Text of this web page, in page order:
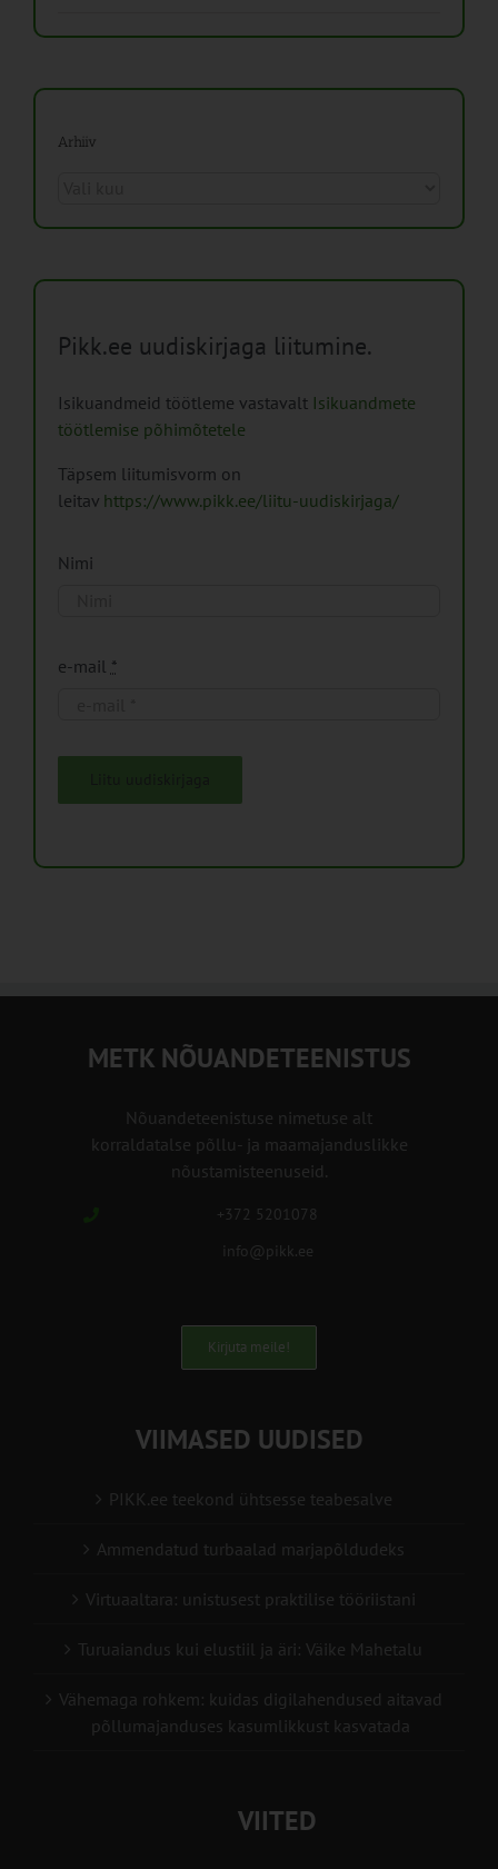
Arhiiv
Pikk.ee uudiskirjaga liitumine.
Isikuandmeid töötleme vastavalt Isikuandmete
töötlemise põhimõtetele
Täpsem liitumisvorm on
leitav https://www.pikk.ee/liitu-uudiskirjaga/
Nimi
e-mail *
METK NÕUANDETEENISTUS
Nõuandeteenistuse nimetuse alt
korraldatalse põllu- ja maamajanduslikke
nõustamisteenuseid.
+372 5201078
info@pikk.ee
Kirjuta meile!
VIIMASED UUDISED
PIKK.ee teekond ühtsesse teabesalve
Ammendatud turbaalad marjapõldudeks
Virtuaaltara: unistusest praktilise tööriistani
Turuaiandus kui elustiil ja äri: Väike Mahetalu
Vähemaga rohkem: kuidas digilahendused aitavad
põllumajanduses kasumlikkust kasvatada
VIITED